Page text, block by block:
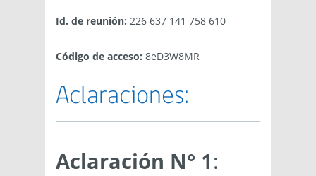
Id. de reunión: 226 637 141 758 610
Código de acceso: 8eD3W8MR
Aclaraciones:
Aclaración N° 1: